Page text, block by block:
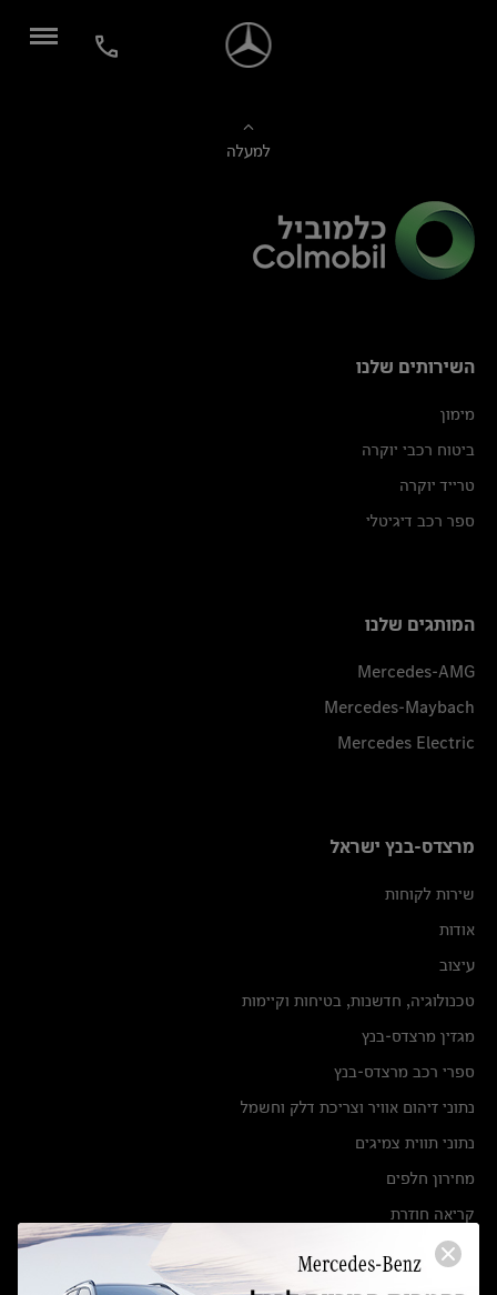
למעלה
השירותים שלנו
מימון
ביטוח רכבי יוקרה
טרייד יוקרה
ספר רכב דיגיטלי
המותגים שלנו
Mercedes-AMG
Mercedes-Maybach
Mercedes Electric
מרצדס-בנץ ישראל
שירות לקוחות
אודות
עיצוב
טכנולוגיה, חדשנות, בטיחות וקיימות
מגזין מרצדס-בנץ
ספרי רכב מרצדס-בנץ
נתוני זיהום אוויר וצריכת דלק וחשמל
נתוני תווית צמיגים
מחירון חלפים
קריאה חוזרת
הודעה על הטבות לרכבי מרצדס בהסדר פשרה בתצ 56447-02-19